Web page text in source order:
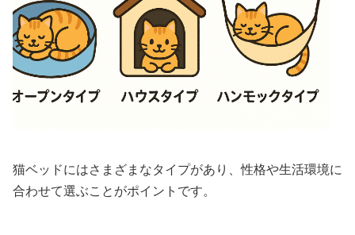
猫ベッドにはさまざまなタイプがあり、性格や生活環境に
合わせて選ぶことがポイントです。